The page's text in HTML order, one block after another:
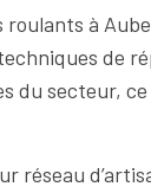
à
de
secteur,